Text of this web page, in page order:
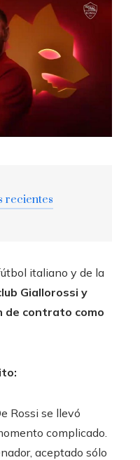
recientes
italiano y de la
Giallorossi y
de contrato como
Rossi se llevó
complicado.
aceptado sólo